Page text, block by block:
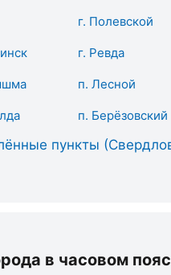
г. Полевской
г. Ревда
п. Лесной
п. Берёзовский
пункты
в часовом